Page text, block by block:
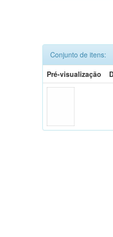
Conjunto de itens:
Pré-visualização